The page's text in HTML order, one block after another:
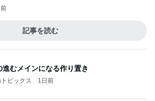
トピックス 11時間前
振りの寝坊はゴミ回収の日
ピックス 17時間前